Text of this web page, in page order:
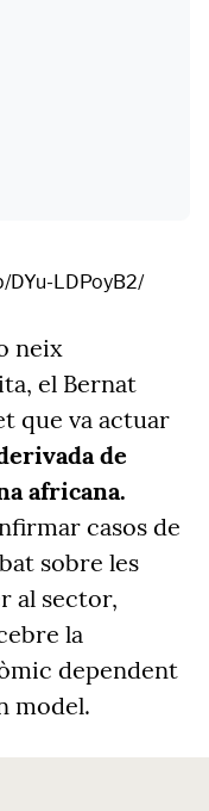
DYu-LDPoyB2/
neix
el Bernat
que va actuar
de
africana.
casos de
sobre les
al sector,
la
dependent
model.